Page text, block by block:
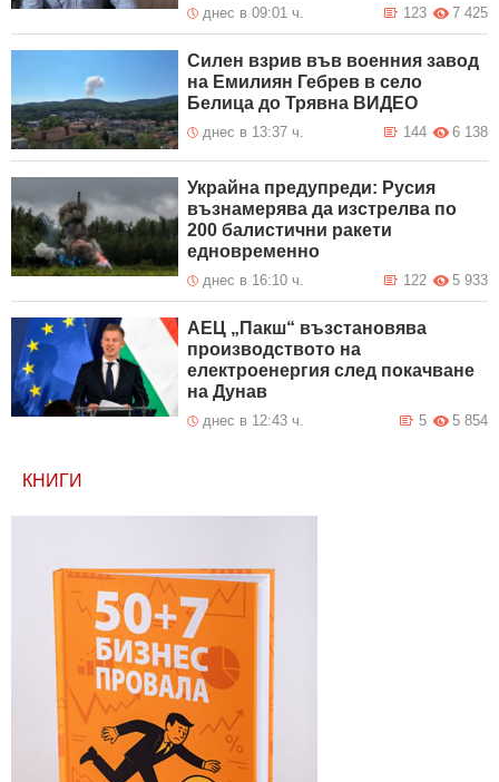
днес в 09:01 ч. 7 425
123
Силен взрив във военния завод
на Емилиян Гебрев в село
Белица до Трявна ВИДЕО
днес в 13:37 ч. 6 138
144
Украйна предупреди: Русия
възнамерява да изстрелва по
200 балистични ракети
едновременно
днес в 16:10 ч. 5 933
122
АЕЦ „Пакш“ възстановява
производството на
електроенергия след покачване
на Дунав
днес в 12:43 ч. 5 854
5
КНИГИ